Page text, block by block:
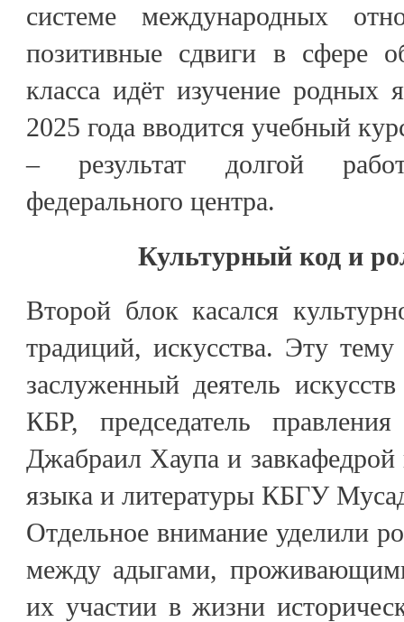
системе международных
позитивные сдвиги в сфере
класса идёт изучение родных
2025 года вводится учебный
– результат долгой
федерального центра.
Культурный код и
Второй блок касался
традиций, искусства. Эту
заслуженный деятель
КБР, председатель
Джабраил Хаупа и завкафедрой
языка и литературы КБГУ
Отдельное внимание уделили
между адыгами,
их участии в жизни